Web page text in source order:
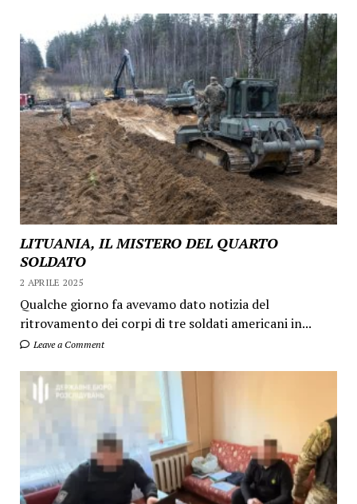
LITUANIA, IL MISTERO DEL QUARTO
SOLDATO
2 APRILE 2025
Qualche giorno fa avevamo dato notizia del
ritrovamento dei corpi di tre soldati americani in...
Leave a Comment